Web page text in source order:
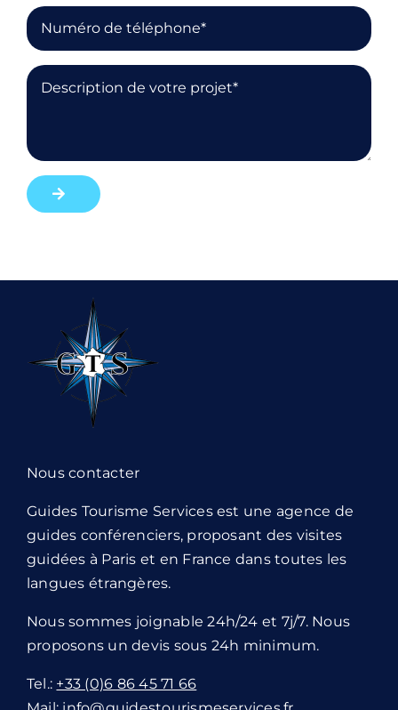
Nous contacter
Guides Tourisme Services est une agence de
guides conférenciers, proposant des visites
guidées à Paris et en France dans toutes les
langues étrangères.
Nous sommes joignable 24h/24 et 7j/7. Nous
proposons un devis sous 24h minimum.
Tel.: +33 (0)6 86 45 71 66